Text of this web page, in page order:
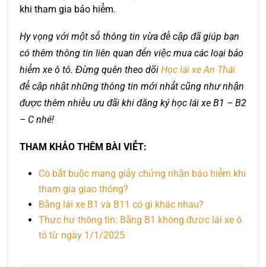
khi tham gia bảo hiểm.
Hy vọng với một số thông tin vừa đề cập đã giúp bạn
có thêm thông tin liên quan đến việc mua các loại bảo
hiểm xe ô tô. Đừng quên theo dõi Học lái xe An Thái
để cập nhật những thông tin mới nhất cũng như nhận
được thêm nhiều ưu đãi khi đăng ký học lái xe B1 – B2
– C nhé!
THAM KHẢO THÊM BÀI VIẾT:
Có bắt buộc mang giấy chứng nhận bảo hiểm khi
tham gia giao thông?
Bằng lái xe B1 và B11 có gì khác nhau?
Thực hư thông tin: Bằng B1 không được lái xe ô
tô từ ngày 1/1/2025